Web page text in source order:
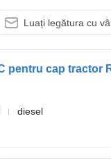
Luați legătura cu
diesel